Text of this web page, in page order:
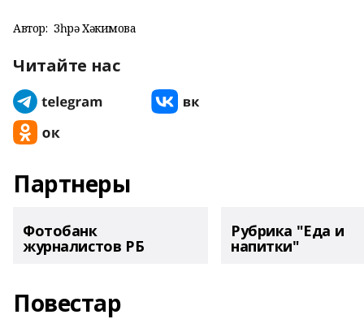
Автор: Зөһрә Хәкимова
Читайте нас
Партнеры
Фотобанк
журналистов РБ
Рубрика "Еда и
напитки"
Повестар